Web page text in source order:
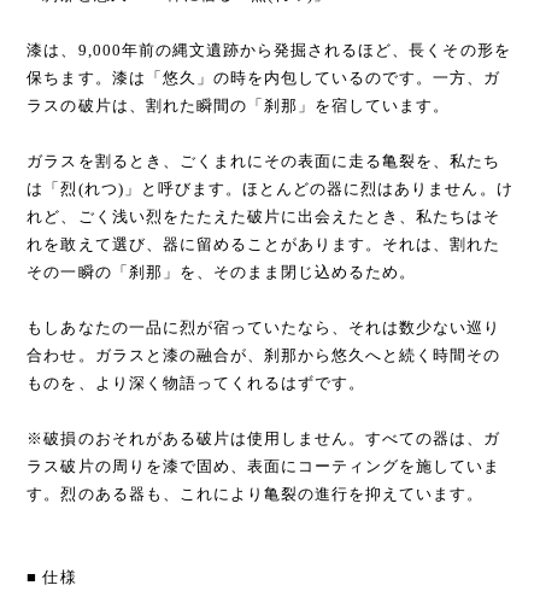
漆は、9,000年前の縄文遺跡から発掘されるほど、長くその形を
保ちます。漆は「悠久」の時を内包しているのです。一方、ガ
ラスの破片は、割れた瞬間の「刹那」を宿しています。
ガラスを割るとき、ごくまれにその表面に走る亀裂を、私たち
は「烈(れつ)」と呼びます。ほとんどの器に烈はありません。け
れど、ごく浅い烈をたたえた破片に出会えたとき、私たちはそ
れを敢えて選び、器に留めることがあります。それは、割れた
その一瞬の「刹那」を、そのまま閉じ込めるため。
もしあなたの一品に烈が宿っていたなら、それは数少ない巡り
合わせ。ガラスと漆の融合が、刹那から悠久へと続く時間その
ものを、より深く物語ってくれるはずです。
※破損のおそれがある破片は使用しません。すべての器は、ガ
ラス破片の周りを漆で固め、表面にコーティングを施していま
す。烈のある器も、これにより亀裂の進行を抑えています。
■ 仕様